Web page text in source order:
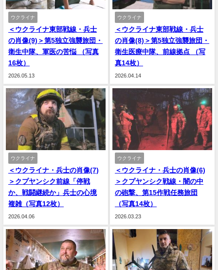
ウクライナ
＜ウクライナ東部戦線・兵士
の肖像(9)＞第5独立強襲旅団・
衛生中隊、軍医の苦悩 （写真
16枚）
2026.05.13
ウクライナ
＜ウクライナ東部戦線・兵士
の肖像(8)＞第5独立強襲旅団・
衛生医療中隊、前線拠点 （写
真14枚）
2026.04.14
ウクライナ
＜ウクライナ・兵士の肖像(7)
＞クプヤンシク前線「停戦
か、戦闘継続か」兵士の心境
複雑（写真12枚）
2026.04.06
ウクライナ
＜ウクライナ・兵士の肖像(6)
＞クプヤンシク戦線・闇の中
の砲撃、第15作戦任務旅団
（写真14枚）
2026.03.23